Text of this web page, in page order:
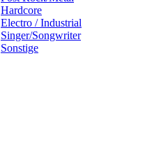
Hardcore
Electro / Industrial
Singer/Songwriter
Sonstige